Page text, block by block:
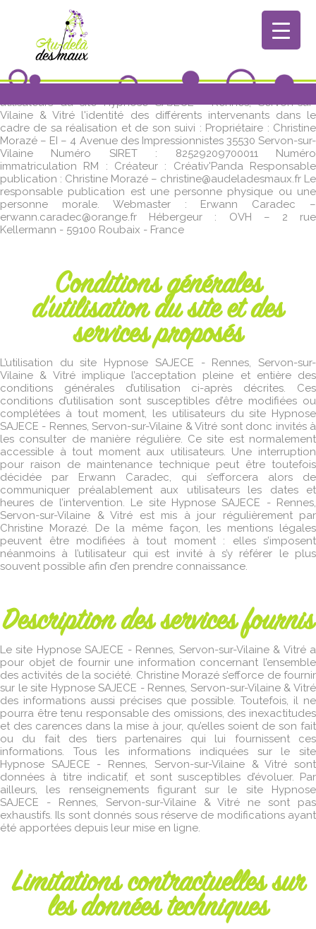
Présentation du site
En vertu de l'article 6 de la loi n° 2004-575 du 21 juin 2004 pour
utilisateurs du site Hypnose SAJECE - Rennes, Servon-sur-
Vilaine & Vitré l'identité des différents intervenants dans le
cadre de sa réalisation et de son suivi : Propriétaire : Christine
Morazé – EI – 4 Avenue des Impressionnistes 35530 Servon-sur-
Vilaine Numéro SIRET : 82529209700011 Numéro
immatriculation RM : Créateur : Créativ'Panda Responsable
publication : Christine Morazé – christine@audeladesmaux.fr Le
responsable publication est une personne physique ou une
personne morale. Webmaster : Erwann Caradec –
erwann.caradec@orange.fr Hébergeur : OVH – 2 rue
Kellermann - 59100 Roubaix - France
Conditions générales
d’utilisation du site et des
services proposés
L’utilisation du site Hypnose SAJECE - Rennes, Servon-sur-
Vilaine & Vitré implique l’acceptation pleine et entière des
conditions générales d’utilisation ci-après décrites. Ces
conditions d’utilisation sont susceptibles d’être modifiées ou
complétées à tout moment, les utilisateurs du site Hypnose
SAJECE - Rennes, Servon-sur-Vilaine & Vitré sont donc invités à
les consulter de manière régulière. Ce site est normalement
accessible à tout moment aux utilisateurs. Une interruption
pour raison de maintenance technique peut être toutefois
décidée par Erwann Caradec, qui s’efforcera alors de
communiquer préalablement aux utilisateurs les dates et
heures de l’intervention. Le site Hypnose SAJECE - Rennes,
Servon-sur-Vilaine & Vitré est mis à jour régulièrement par
Christine Morazé. De la même façon, les mentions légales
peuvent être modifiées à tout moment : elles s’imposent
néanmoins à l’utilisateur qui est invité à s’y référer le plus
souvent possible afin d’en prendre connaissance.
Description des services fournis
Le site Hypnose SAJECE - Rennes, Servon-sur-Vilaine & Vitré a
pour objet de fournir une information concernant l’ensemble
des activités de la société. Christine Morazé s’efforce de fournir
sur le site Hypnose SAJECE - Rennes, Servon-sur-Vilaine & Vitré
des informations aussi précises que possible. Toutefois, il ne
pourra être tenu responsable des omissions, des inexactitudes
et des carences dans la mise à jour, qu’elles soient de son fait
ou du fait des tiers partenaires qui lui fournissent ces
informations. Tous les informations indiquées sur le site
Hypnose SAJECE - Rennes, Servon-sur-Vilaine & Vitré sont
données à titre indicatif, et sont susceptibles d’évoluer. Par
ailleurs, les renseignements figurant sur le site Hypnose
SAJECE - Rennes, Servon-sur-Vilaine & Vitré ne sont pas
exhaustifs. Ils sont donnés sous réserve de modifications ayant
été apportées depuis leur mise en ligne.
Limitations contractuelles sur
les données techniques